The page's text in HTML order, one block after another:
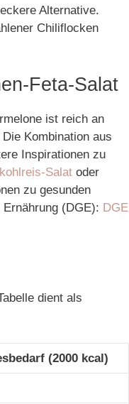
Alternative.
Chiliflocken
Feta-Salat
ist reich an
Kombination aus
Inspirationen zu
Salat oder
zu gesunden
(DGE): DGE
dient als
(2000 kcal)